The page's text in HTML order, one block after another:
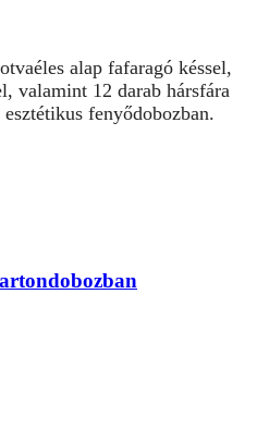
alap fafaragó késsel,
valamint 12 darab hársfára
fenyődobozban.